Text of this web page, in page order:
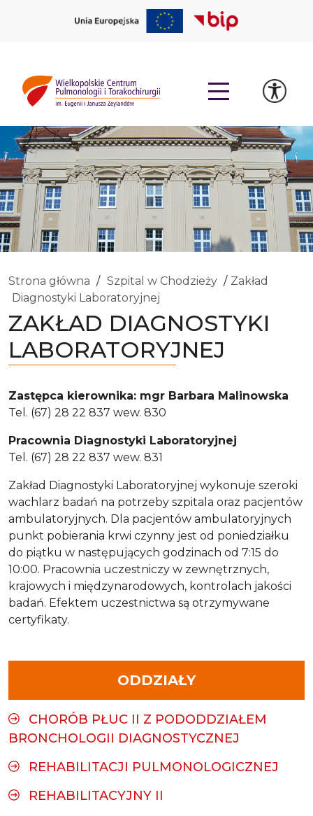
Strona główna Szpital w Chodzieży
Zakład
Diagnostyki Laboratoryjnej
ZAKŁAD DIAGNOSTYKI
LABORATORYJNEJ
Zastępca kierownika: mgr Barbara Malinowska
Tel. (67) 28 22 837 wew. 830
Pracownia Diagnostyki Laboratoryjnej
Tel. (67) 28 22 837 wew. 831
Zakład Diagnostyki Laboratoryjnej wykonuje szeroki
wachlarz badań na potrzeby szpitala oraz pacjentów
ambulatoryjnych. Dla pacjentów ambulatoryjnych
punkt pobierania krwi czynny jest od poniedziałku
do piątku w następujących godzinach od 7:15 do
10:00. Pracownia uczestniczy w zewnętrznych,
krajowych i międzynarodowych, kontrolach jakości
badań. Efektem uczestnictwa są otrzymywane
certyfikaty.
ODDZIAŁY
CHORÓB PŁUC II Z PODODDZIAŁEM
BRONCHOLOGII DIAGNOSTYCZNEJ
REHABILITACJI PULMONOLOGICZNEJ
REHABILITACYJNY II